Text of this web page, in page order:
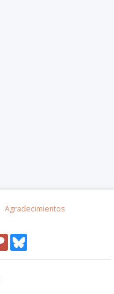
Agradecimientos